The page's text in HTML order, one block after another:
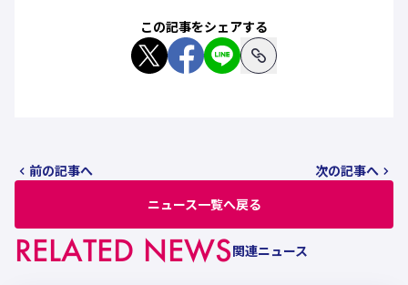
この記事をシェアする
前の記事へ
ニュース一覧へ戻る
次の記事へ
RELATED NEWS関連ニュース